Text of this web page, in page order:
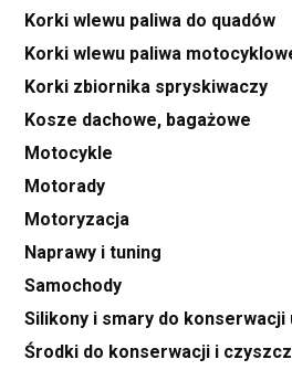
Korki wlewu paliwa do quadów
Korki wlewu paliwa
Korki zbiornika spryskiwaczy
Kosze dachowe, bagażowe
Motocykle
Motorady
Motoryzacja
Naprawy i tuning
Samochody
Silikony i smary do
Środki do konserwacji i